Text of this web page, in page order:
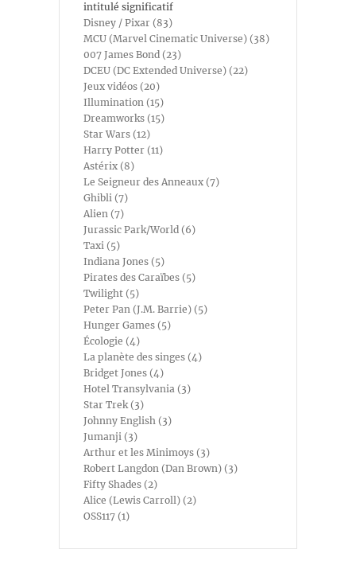
intitulé significatif
Disney / Pixar (83)
MCU (Marvel Cinematic Universe) (38)
007 James Bond (23)
DCEU (DC Extended Universe) (22)
Jeux vidéos (20)
Illumination (15)
Dreamworks (15)
Star Wars (12)
Harry Potter (11)
Astérix (8)
Le Seigneur des Anneaux (7)
Ghibli (7)
Alien (7)
Jurassic Park/World (6)
Taxi (5)
Indiana Jones (5)
Pirates des Caraïbes (5)
Twilight (5)
Peter Pan (J.M. Barrie) (5)
Hunger Games (5)
Écologie (4)
La planète des singes (4)
Bridget Jones (4)
Hotel Transylvania (3)
Star Trek (3)
Johnny English (3)
Jumanji (3)
Arthur et les Minimoys (3)
Robert Langdon (Dan Brown) (3)
Fifty Shades (2)
Alice (Lewis Carroll) (2)
OSS117 (1)